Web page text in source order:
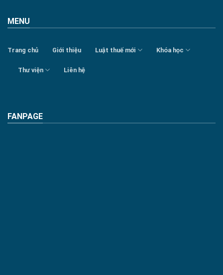
MENU
Trang chủ Giới thiệu Luật thuế mới Khóa học
Thư viện Liên hệ
FANPAGE